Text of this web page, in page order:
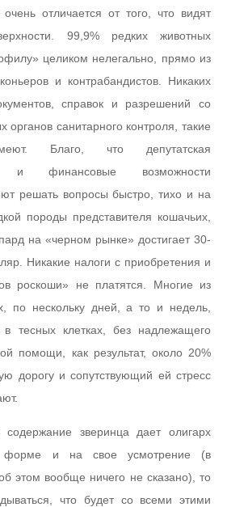
отличается от того, что видят
99,9% редких животных
целиком нелегально, прямо из
и контрабандистов. Никаких
справок и разрешений со
органов санитарного контроля, такие
Благо, что депутатская
и финансовые возможности
решать вопросы быстро, тихо и на
породы представителя кошачьих,
на «черном рынке» достигает 30-
Никакие налоги с приобретения и
роскоши» не платятся. Многие из
по нескольку дней, а то и недель,
тесных клетках, без надлежащего
помощи, как результат, около 20%
дорогу и сопутствующий ей стресс
содержание зверинца дает олигарх
форме и на свое усмотрение (в
этом вообще ничего не сказано), то
что будет со всеми этими